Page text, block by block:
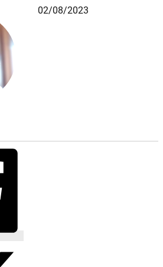
02/08/2023